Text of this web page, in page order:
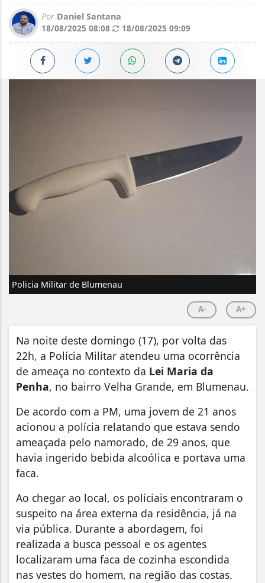
Por Daniel Santana
18/08/2025 08:08
18/08/2025 09:09
Policia Militar de Blumenau
A- A+
Na noite deste domingo (17), por volta das
22h, a Polícia Militar atendeu uma ocorrência
de ameaça no contexto da Lei Maria da
Penha, no bairro Velha Grande, em Blumenau.
De acordo com a PM, uma jovem de 21 anos
acionou a polícia relatando que estava sendo
ameaçada pelo namorado, de 29 anos, que
havia ingerido bebida alcoólica e portava uma
faca.
Ao chegar ao local, os policiais encontraram o
suspeito na área externa da residência, já na
via pública. Durante a abordagem, foi
realizada a busca pessoal e os agentes
localizaram uma faca de cozinha escondida
nas vestes do homem, na região das costas.